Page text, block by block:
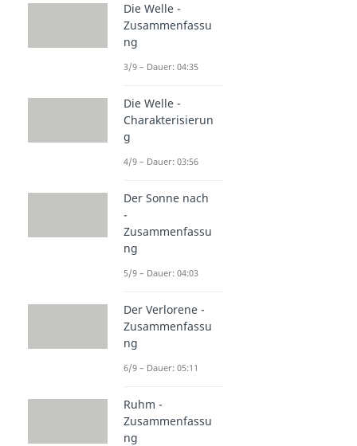
Die Welle -
Zusammenfassu
ng
3/9 – Dauer: 04:35
Die Welle -
Charakterisierun
g
4/9 – Dauer: 03:56
Der Sonne nach
-
Zusammenfassu
ng
5/9 – Dauer: 04:03
Der Verlorene -
Zusammenfassu
ng
6/9 – Dauer: 05:11
Ruhm -
Zusammenfassu
ng